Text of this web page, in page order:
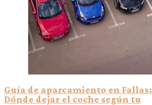
Guía de aparcamiento en Fallas:
Dónde dejar el coche según tu